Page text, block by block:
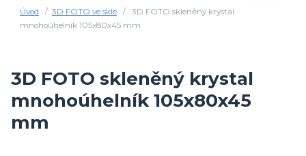
Úvod 3D FOTO ve skle
3D FOTO skleněný krystal
mnohoúhelník 105x80x45 mm
3D FOTO skleněný krystal
mnohoúhelník 105x80x45
mm